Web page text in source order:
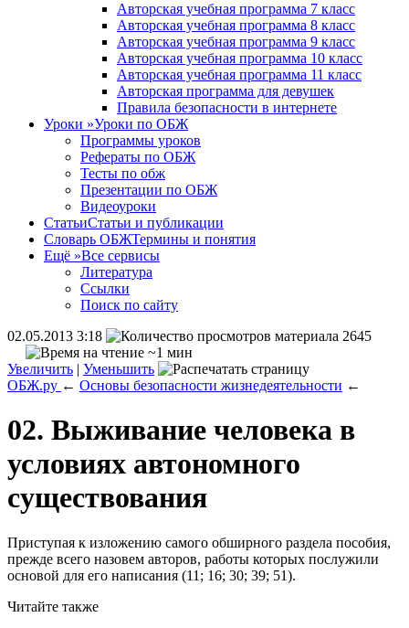
Авторская учебная программа 7 класс
Авторская учебная программа 8 класс
Авторская учебная программа 9 класс
Авторская учебная программа 10 класс
Авторская учебная программа 11 класс
Авторская программа для девушек
Правила безопасности в интернете
Уроки »Уроки по ОБЖ
Программы уроков
Рефераты по ОБЖ
Тесты по обж
Презентации по ОБЖ
Видеоуроки
СтатьиСтатьи и публикации
Словарь ОБЖТермины и понятия
Ещё »Все сервисы
Литература
Ссылки
Поиск по сайту
02.05.2013 3:18
2645
~1 мин
Увеличить | Уменьшить
ОБЖ.ру ← Основы безопасности жизнедеятельности ←
02. Выживание человека в
условиях автономного
существования
Приступая к изложению самого обширного раздела пособия,
прежде всего назовем авторов, работы которых послужили
основой для его написания (11; 16; 30; 39; 51).
Читайте также